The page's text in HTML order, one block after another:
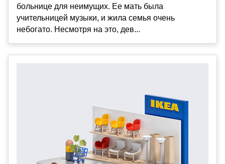
больнице для неимущих. Ее мать была
учительницей музыки, и жила семья очень
небогато. Несмотря на это, дев...